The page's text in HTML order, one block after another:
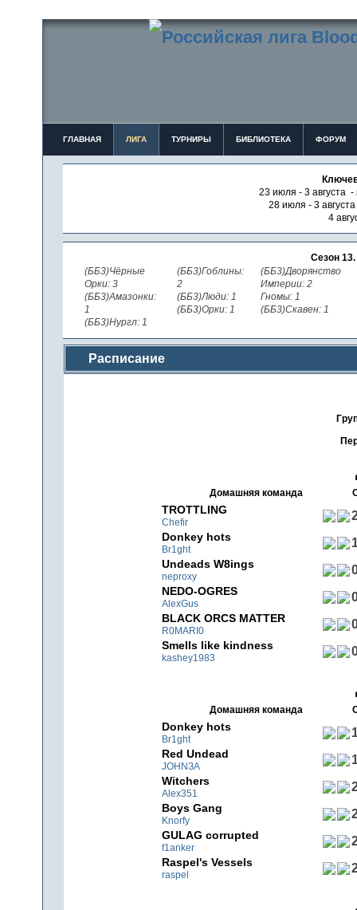
ГЛАВНАЯ ЛИГА ТУРНИРЫ БИБЛИОТЕКА ФОРУМ
23 июля - 3 августа -
28 июля - 3
4
Сезон 13.
(ББ3)Чёрные
Орки: 3
(ББ3)Амазонки:
1
(ББ3)Нургл: 1
(ББ3)Гоблины:
2
(ББ3)Люди: 1
(ББ3)Орки: 1
(ББ3)Дворянство
Империи: 2
Гномы: 1
(ББ3)Скавен: 1
Расписание
Домашняя команда
TROTTLING
Chefir
Donkey hots
Br1ght
Undeads W8ings
neproxy
NEDO-OGRES
AlexGus
BLACK ORCS MATTER
R0MARI0
Smells like kindness
kashey1983
Домашняя команда
Donkey hots
Br1ght
Red Undead
JOHNЗA
Witchers
Alex351
Boys Gang
Knorfy
GULAG corrupted
f1anker
Raspel's Vessels
raspel